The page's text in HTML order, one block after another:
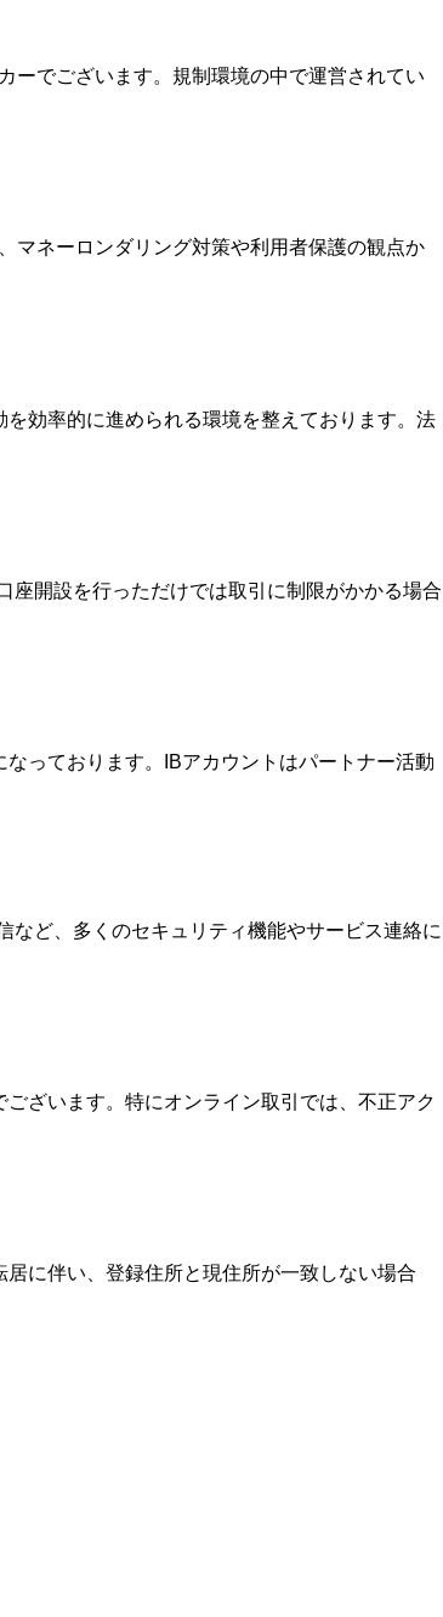
ーでございます。規制環境の中で運営されてい
マネーロンダリング対策や利用者保護の観点か
効率的に進められる環境を整えております。法
座開設を行っただけでは取引に制限がかかる場合
っております。IBアカウントはパートナー活動
ど、多くのセキュリティ機能やサービス連絡に
ざいます。特にオンライン取引では、不正アク
に伴い、登録住所と現住所が一致しない場合